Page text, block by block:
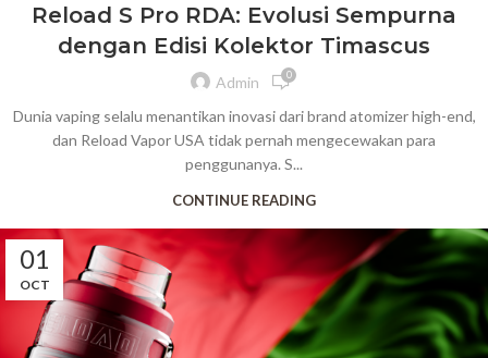
Reload S Pro RDA: Evolusi Sempurna
dengan Edisi Kolektor Timascus
Admin 0
Dunia vaping selalu menantikan inovasi dari brand atomizer high-end,
dan Reload Vapor USA tidak pernah mengecewakan para
penggunanya. S...
CONTINUE READING
01
OCT